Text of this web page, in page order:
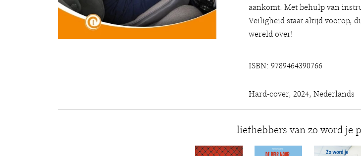
aankomt. Met behulp van
Veiligheid staat altijd voorop,
wereld over!
ISBN: 9789464390766
Hard-cover, 2024, Nederlands
liefhebbers van zo word je